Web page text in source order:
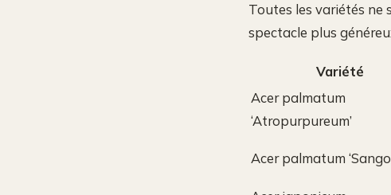
Toutes les variétés ne
spectacle plus
Variété
Acer palmatum
‘Atropurpureum’
Acer palmatum ‘Sango